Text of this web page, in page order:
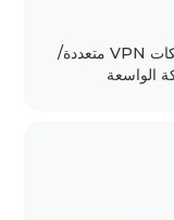
5G/Wi-Fi 5/4 منافذ إيثرنت جيجابت/شبكات VPN متعددة/
الواسعة